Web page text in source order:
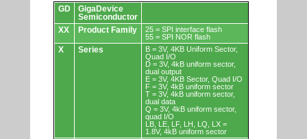
Obvody.
GD
GigaDevice
Semiconductor
XX
Product Family
25 = SPI interface flash
55 = SPI NOR flash
X Series
B = 3V, 4KB Uniform Sector,
Quad I/O
D = 3V, 4kB uniform sector,
dual output
E = 3V, 4KB Sector, Quad I/O
F = 3V, 4kB uniform sector
T = 3V, 4kB uniform sector,
dual data
Q = 3V, 4kB uniform sector,
quad I/O
LB, LE, LF, LH, LQ, LX =
1.8V, 4kB uniform sector